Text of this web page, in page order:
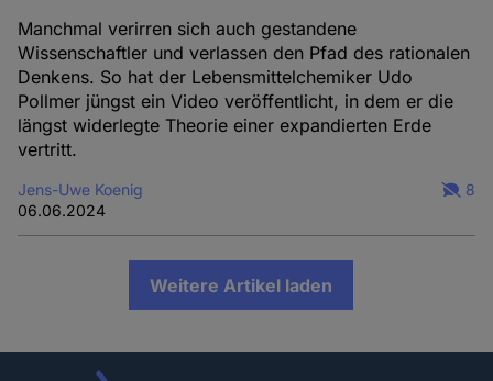
Manchmal verirren sich auch gestandene
Wissenschaftler und verlassen den Pfad des rationalen
Denkens. So hat der Lebensmittelchemiker Udo
Pollmer jüngst ein Video veröffentlicht, in dem er die
längst widerlegte Theorie einer expandierten Erde
vertritt.
Jens-Uwe Koenig
06.06.2024
8
Weitere Artikel laden